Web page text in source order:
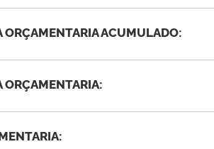
ORÇAMENTARIA ACUMULADO:
ORÇAMENTARIA: